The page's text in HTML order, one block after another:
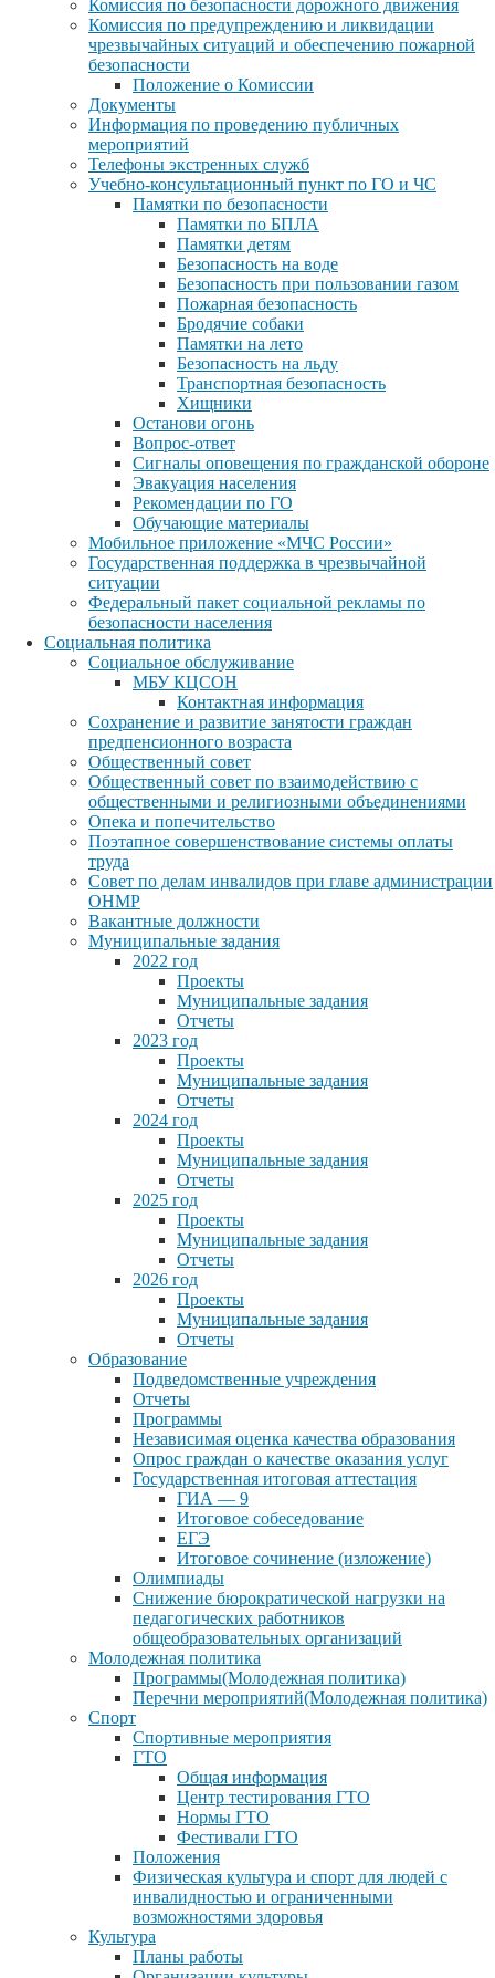
Комиссия по безопасности дорожного движения
Комиссия по предупреждению и ликвидации
чрезвычайных ситуаций и обеспечению пожарной
безопасности
Положение о Комиссии
Документы
Информация по проведению публичных
мероприятий
Телефоны экстренных служб
Учебно-консультационный пункт по ГО и ЧС
Памятки по безопасности
Памятки по БПЛА
Памятки детям
Безопасность на воде
Безопасность при пользовании газом
Пожарная безопасность
Бродячие собаки
Памятки на лето
Безопасность на льду
Транспортная безопасность
Хищники
Останови огонь
Вопрос-ответ
Сигналы оповещения по гражданской обороне
Эвакуация населения
Рекомендации по ГО
Обучающие материалы
Мобильное приложение «МЧС России»
Государственная поддержка в чрезвычайной
ситуации
Федеральный пакет социальной рекламы по
безопасности населения
Социальная политика
Социальное обслуживание
МБУ КЦСОН
Контактная информация
Сохранение и развитие занятости граждан
предпенсионного возраста
Общественный совет
Общественный совет по взаимодействию с
общественными и религиозными объединениями
Опека и попечительство
Поэтапное совершенствование системы оплаты
труда
Совет по делам инвалидов при главе администрации
ОНМР
Вакантные должности
Муниципальные задания
2022 год
Проекты
Муниципальные задания
Отчеты
2023 год
Проекты
Муниципальные задания
Отчеты
2024 год
Проекты
Муниципальные задания
Отчеты
2025 год
Проекты
Муниципальные задания
Отчеты
2026 год
Проекты
Муниципальные задания
Отчеты
Образование
Подведомственные учреждения
Отчеты
Программы
Независимая оценка качества образования
Опрос граждан о качестве оказания услуг
Государственная итоговая аттестация
ГИА — 9
Итоговое собеседование
ЕГЭ
Итоговое сочинение (изложение)
Олимпиады
Снижение бюрократической нагрузки на
педагогических работников
общеобразовательных организаций
Молодежная политика
Программы(Молодежная политика)
Перечни мероприятий(Молодежная политика)
Спорт
Спортивные мероприятия
ГТО
Общая информация
Центр тестирования ГТО
Нормы ГТО
Фестивали ГТО
Положения
Физическая культура и спорт для людей с
инвалидностью и ограниченными
возможностями здоровья
Культура
Планы работы